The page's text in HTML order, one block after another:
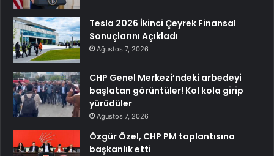
Tesla 2026 İkinci Çeyrek Finansal
Sonuçlarını Açıkladı
Ağustos 7, 2026
CHP Genel Merkezi’ndeki arbedeyi
başlatan görüntüler! Kol kola girip
yürüdüler
Ağustos 7, 2026
Özgür Özel, CHP PM toplantısına
başkanlık etti